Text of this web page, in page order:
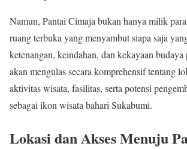
Namun, Pantai Cimaja bukan hanya milik
ruang terbuka yang menyambut siapa saja
ketenangan, keindahan, dan kekayaan
akan mengulas secara komprehensif tentang
aktivitas wisata, fasilitas, serta potensi
sebagai ikon wisata bahari Sukabumi.
Lokasi dan Akses Menuju